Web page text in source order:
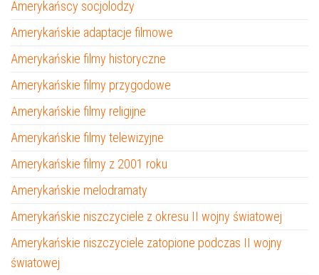
Amerykańscy socjolodzy
Amerykańskie adaptacje filmowe
Amerykańskie filmy historyczne
Amerykańskie filmy przygodowe
Amerykańskie filmy religijne
Amerykańskie filmy telewizyjne
Amerykańskie filmy z 2001 roku
Amerykańskie melodramaty
Amerykańskie niszczyciele z okresu II wojny światowej
Amerykańskie niszczyciele zatopione podczas II wojny
światowej